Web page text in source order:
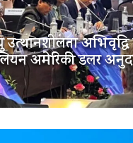
अभिवृद्धि
अमेरिकी डलर